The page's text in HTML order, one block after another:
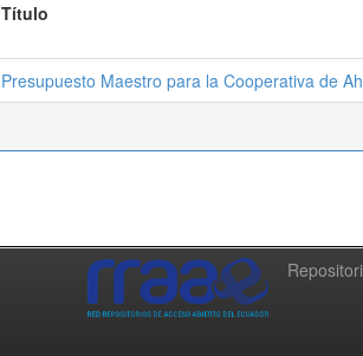
Título
Presupuesto Maestro para la Cooperativa de